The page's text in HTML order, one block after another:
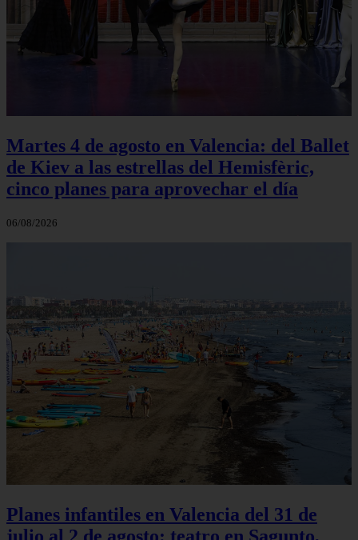
Martes 4 de agosto en Valencia: del Ballet
de Kiev a las estrellas del Hemisfèric,
cinco planes para aprovechar el día
06/08/2026
Planes infantiles en Valencia del 31 de
julio al 2 de agosto: teatro en Sagunto,